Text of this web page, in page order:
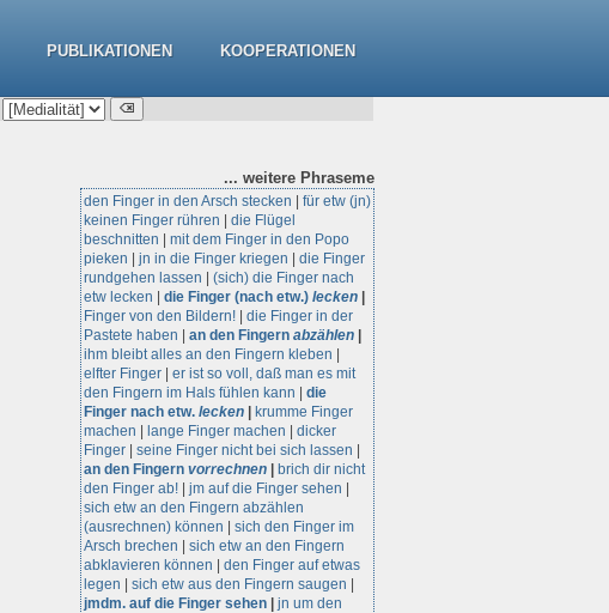
PUBLIKATIONEN KOOPERATIONEN
... weitere Phraseme
den Finger in den Arsch stecken
für etw (jn)
keinen Finger rühren
die Flügel
beschnitten
mit dem Finger in den Popo
pieken
jn in die Finger kriegen
die Finger
rundgehen lassen
(sich) die Finger nach
etw lecken
die Finger (nach etw.) lecken
Finger von den Bildern!
die Finger in der
Pastete haben
an den Fingern abzählen
ihm bleibt alles an den Fingern kleben
elfter Finger
er ist so voll, daß man es mit
den Fingern im Hals fühlen kann
die
Finger nach etw. lecken
krumme Finger
machen
lange Finger machen
dicker
Finger
seine Finger nicht bei sich lassen
an den Fingern vorrechnen
brich dir nicht
den Finger ab!
jm auf die Finger sehen
sich etw an den Fingern abzählen
(ausrechnen) können
sich den Finger im
Arsch brechen
sich etw an den Fingern
abklavieren können
den Finger auf etwas
legen
sich etw aus den Fingern saugen
jmdm. auf die Finger sehen
jn um den